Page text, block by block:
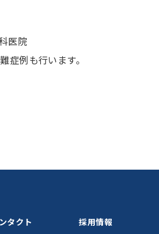
医院
症例も行います。
タクト 採用情報